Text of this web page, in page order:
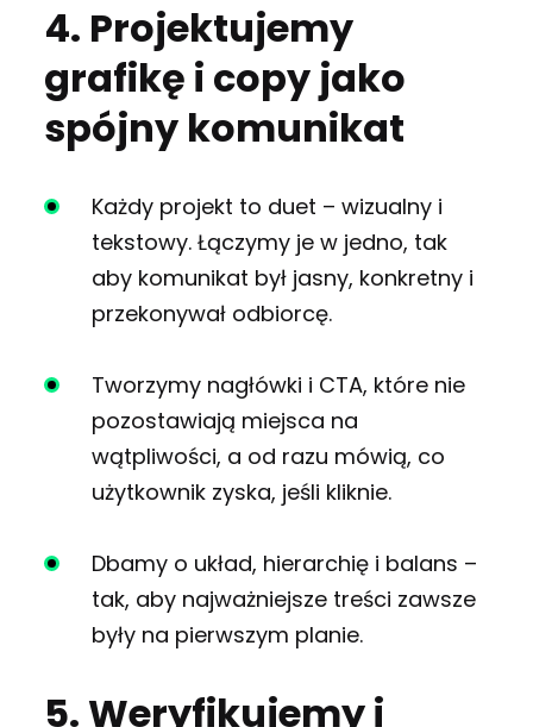
4. Projektujemy
grafikę i copy jako
spójny komunikat
Każdy projekt to duet – wizualny i
tekstowy. Łączymy je w jedno, tak
aby komunikat był jasny, konkretny i
przekonywał odbiorcę.
Tworzymy nagłówki i CTA, które nie
pozostawiają miejsca na
wątpliwości, a od razu mówią, co
użytkownik zyska, jeśli kliknie.
Dbamy o układ, hierarchię i balans –
tak, aby najważniejsze treści zawsze
były na pierwszym planie.
5. Weryfikujemy i